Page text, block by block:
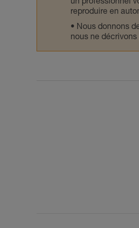
un professionnel
reproduire en
Nous donnons
nous ne décrivons